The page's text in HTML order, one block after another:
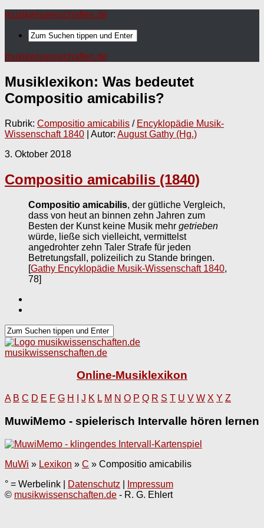
musikwissenschaften.de
musikwissenschaften.de
Musiklexikon: Was bedeutet
Compositio amicabilis?
Rubrik: Compositio amicabilis / Encyklopädie Musik-
Wissenschaft 1840 | Autor: August Gathy (Hg.)
3. Oktober 2018
Compositio amicabilis (1840)
Compositio amicabilis, der gütliche Vergleich,
dass von heut an binnen zehn Jahren zum
Besten der Kunst keine Musik mehr getrieben
würde, ließe sich vielleicht, vermittelst
angedrohter zehn Taler Strafe für jeden
Betretungsfall, polizeilich zu Stande bringen.
[Gathy Encyklopädie Musik-Wissenschaft 1840,
78]
musikwissenschaften.de
Online-Musiklexikon
A B C D E F G H J K L M N O P Q R S T U V W X Y Z
MuwiMemo - spielerisch Intervalle hören lernen
MuWi » Lexikon » C » Compositio amicabilis
° = Werbelink |
Datenschutz
Impressum
© musikwissenschaften.de - R. G. Ehlert